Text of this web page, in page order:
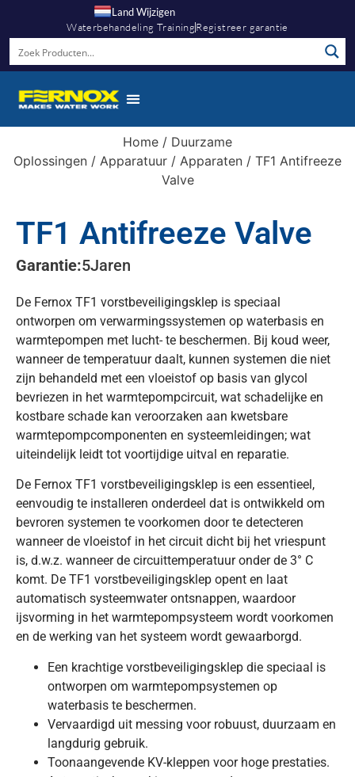
Land Wijzigen
Waterbehandeling TrainingRegistreer garantie
Home / Duurzame
Oplossingen / Apparatuur / Apparaten / TF1 Antifreeze
Valve
TF1 Antifreeze Valve
Garantie:5Jaren
De Fernox TF1 vorstbeveiligingsklep is speciaal
ontworpen om verwarmingssystemen op waterbasis en
warmtepompen met lucht- te beschermen. Bij koud weer,
wanneer de temperatuur daalt, kunnen systemen die niet
zijn behandeld met een vloeistof op basis van glycol
bevriezen in het warmtepompcircuit, wat schadelijke en
kostbare schade kan veroorzaken aan kwetsbare
warmtepompcomponenten en systeemleidingen; wat
uiteindelijk leidt tot voortijdige uitval en reparatie.
De Fernox TF1 vorstbeveiligingsklep is een essentieel,
eenvoudig te installeren onderdeel dat is ontwikkeld om
bevroren systemen te voorkomen door te detecteren
wanneer de vloeistof in het circuit dicht bij het vriespunt
is, d.w.z. wanneer de circuittemperatuur onder de 3° C
komt. De TF1 vorstbeveiligingsklep opent en laat
automatisch systeemwater ontsnappen, waardoor
ijsvorming in het warmtepompsysteem wordt voorkomen
en de werking van het systeem wordt gewaarborgd.
Een krachtige vorstbeveiligingsklep die speciaal is
ontworpen om warmtepompsystemen op
waterbasis te beschermen.
Vervaardigd uit messing voor robuust, duurzaam en
langdurig gebruik.
Toonaangevende KV-kleppen voor hoge prestaties.